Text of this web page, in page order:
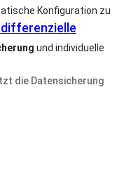
Konfiguration zu
und individuelle
die Datensicherung